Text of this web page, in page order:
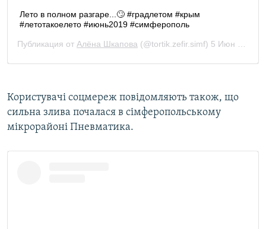
Користувачі соцмереж повідомляють також, що
сильна злива почалася в сімферопольському
мікрорайоні Пневматика.